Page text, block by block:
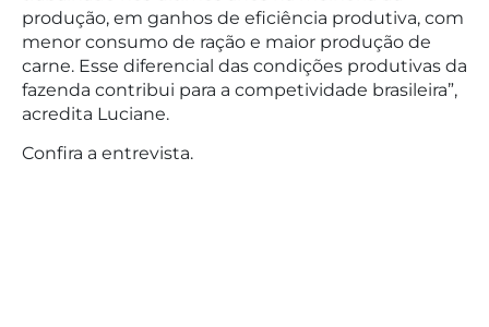
produção, em ganhos de eficiência produtiva, com
menor consumo de ração e maior produção de
carne. Esse diferencial das condições produtivas da
fazenda contribui para a competividade brasileira”,
acredita Luciane.
Confira a entrevista.